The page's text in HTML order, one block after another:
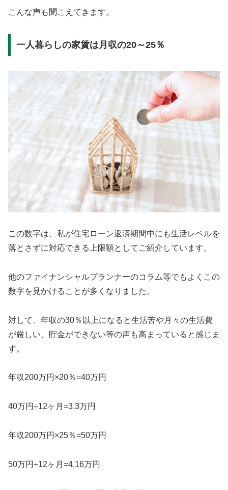
こんな声も聞こえてきます。
一人暮らしの家賃は月収の20～25％
この数字は、私が住宅ローン返済期間中にも生活レベルを
落とさずに対応できる上限額としてご紹介しています。
他のファイナンシャルプランナーのコラム等でもよくこの
数字を見かけることが多くなりました。
対して、年収の30％以上になると生活苦や月々の生活費
が厳しい、貯金ができない等の声も高まっていると感じま
す。
年収200万円×20％=40万円
40万円÷12ヶ月=3.3万円
年収200万円×25％=50万円
50万円÷12ヶ月=4.16万円